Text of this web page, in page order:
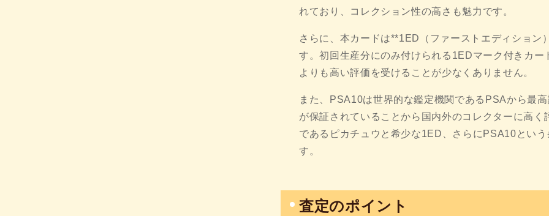
れており、コレクション性の高さも魅力です。
さらに、本カードは**1ED（ファーストエディション
す。初回生産分にのみ付けられる1EDマーク付きカ
よりも高い評価を受けることが少なくありません。
また、PSA10は世界的な鑑定機関であるPSAから最
が保証されていることから国内外のコレクターに高
であるピカチュウと希少な1ED、さらにPSA10とい
す。
査定のポイント